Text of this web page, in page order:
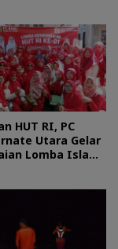
HUT RI, PC
Utara Gelar
Lomba Islami